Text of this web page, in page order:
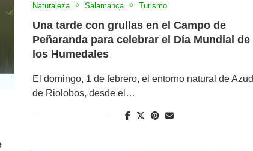
Naturaleza Salamanca Turismo
Una tarde con grullas en el Campo de
Peñaranda para celebrar el Día Mundial de
los Humedales
El domingo, 1 de febrero, el entorno natural de Azud
de Riolobos, desde el…